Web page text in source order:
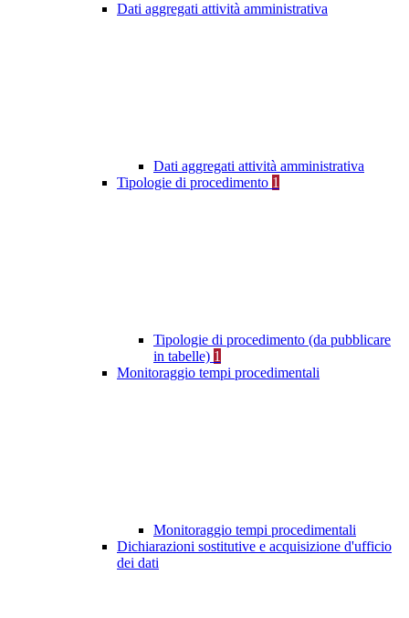
Dati aggregati attività amministrativa
Dati aggregati attività amministrativa
Tipologie di procedimento 1
Tipologie di procedimento (da pubblicare
in tabelle) 1
Monitoraggio tempi procedimentali
Monitoraggio tempi procedimentali
Dichiarazioni sostitutive e acquisizione d'ufficio
dei dati